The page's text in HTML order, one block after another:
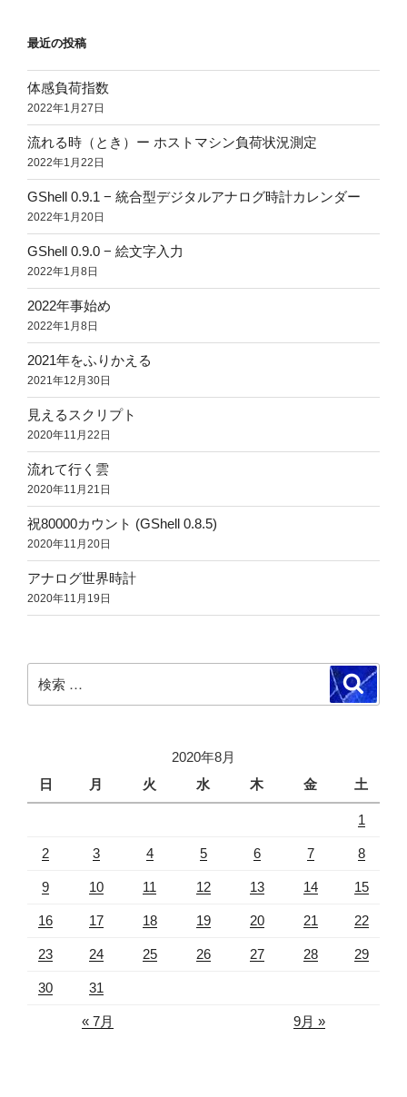
最近の投稿
体感負荷指数
2022年1月27日
流れる時（とき）ー ホストマシン負荷状況測定
2022年1月22日
GShell 0.9.1 − 統合型デジタルアナログ時計カレンダー
2022年1月20日
GShell 0.9.0 − 絵文字入力
2022年1月8日
2022年事始め
2022年1月8日
2021年をふりかえる
2021年12月30日
見えるスクリプト
2020年11月22日
流れて行く雲
2020年11月21日
祝80000カウント (GShell 0.8.5)
2020年11月20日
アナログ世界時計
2020年11月19日
索:
検
索
2020年8月
日
月 火 水 木 金 土
1
2 3 4 5 6 7 8
9 10 11 12 13 14 15
16 17 18 19 20 21 22
23 24 25 26 27 28 29
30 31
« 7月 9月 »